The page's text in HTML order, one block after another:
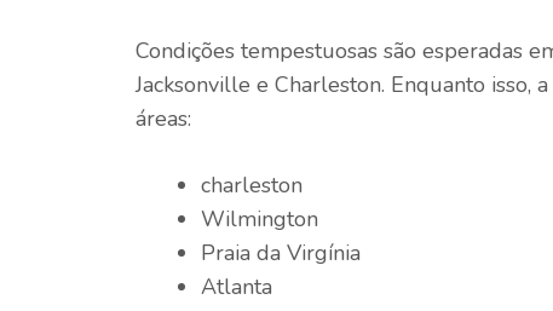
Condições tempestuosas são esperadas
Jacksonville e Charleston. Enquanto isso,
áreas:
charleston
Wilmington
Praia da Virgínia
Atlanta